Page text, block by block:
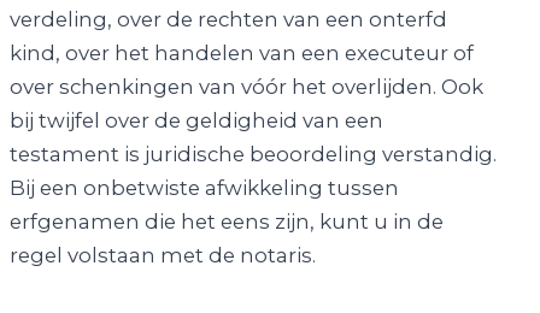
verdeling, over de rechten van een onterfd
kind, over het handelen van een executeur of
over schenkingen van vóór het overlijden. Ook
bij twijfel over de geldigheid van een
testament is juridische beoordeling verstandig.
Bij een onbetwiste afwikkeling tussen
erfgenamen die het eens zijn, kunt u in de
regel volstaan met de notaris.